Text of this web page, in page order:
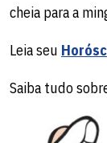
cheia para a
Leia seu
Saiba tudo